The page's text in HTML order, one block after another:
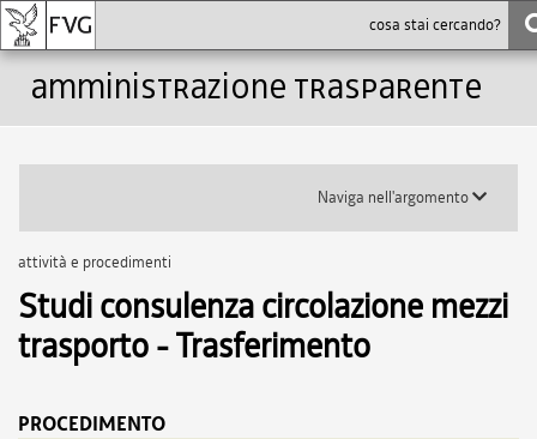
Amministrazione trasparente
Toggle
Naviga nell'argomento
attività e procedimenti
Studi consulenza circolazione mezzi
trasporto - Trasferimento
PROCEDIMENTO